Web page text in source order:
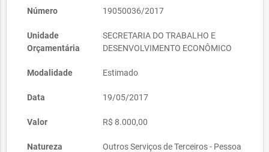
Número 19050036/2017
Unidade
Orçamentária
SECRETARIA DO TRABALHO E
DESENVOLVIMENTO ECONÔMICO
Modalidade Estimado
Data 19/05/2017
Valor R$ 8.000,00
Natureza
Outros Serviços de Terceiros - Pessoa